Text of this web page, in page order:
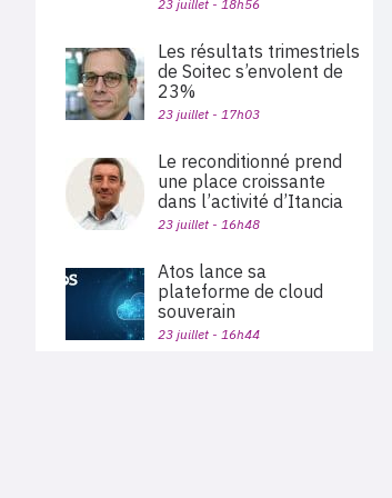
23 juillet - 18h56
Les résultats trimestriels
de Soitec s’envolent de
23%
23 juillet - 17h03
Le reconditionné prend
une place croissante
dans l’activité d’Itancia
23 juillet - 16h48
Atos lance sa
plateforme de cloud
souverain
23 juillet - 16h44